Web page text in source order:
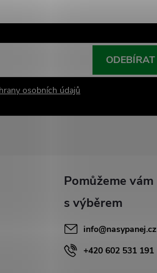
osobních údajů
ODEBÍRAT
info@nasypanej.cz
+420 602 531 191